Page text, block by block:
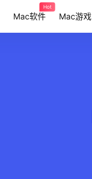
Mac软件
Hot
Mac游戏